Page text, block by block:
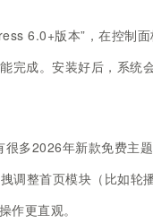
6.0+版本”，在控制
完成。安装好后，系统
多2026年新款免费主题
调整首页模块（比如轮
更直观。